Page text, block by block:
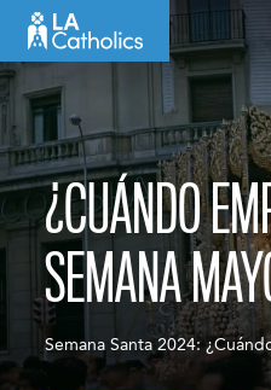
content
¿CUÁNDO
SEMANA
Semana Santa 2024: